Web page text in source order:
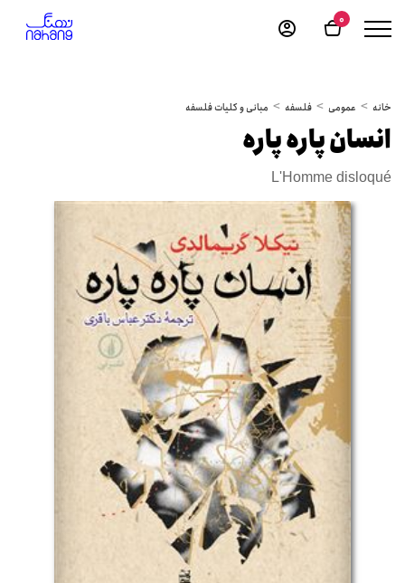
0
خانه عمومی فلسفه مبانی و کلیات فلسفه
انسان پاره پاره
L'Homme disloqué